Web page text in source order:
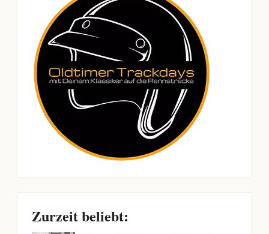
Zurzeit beliebt: